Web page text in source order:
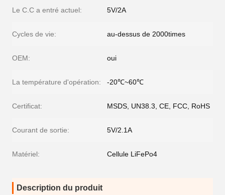
Le C.C a entré actuel: 5V/2A
Cycles de vie: au-dessus de 2000times
OEM: oui
La température d'opération: -20℃~60℃
Certificat: MSDS, UN38.3, CE, FCC, RoHS
Courant de sortie: 5V/2.1A
Matériel: Cellule LiFePo4
Description du produit